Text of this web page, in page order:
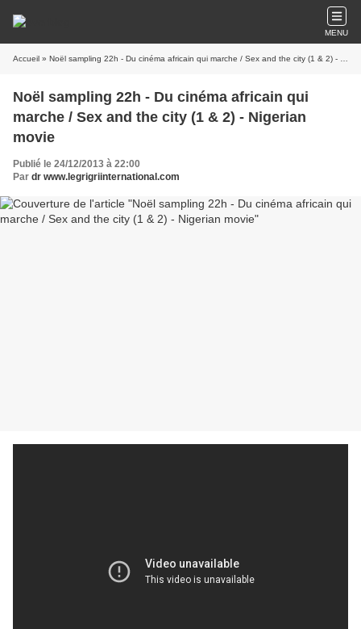
MENU
Accueil » Noël sampling 22h - Du cinéma africain qui marche / Sex and the city (1 & 2) - Nigerian movie
Noël sampling 22h - Du cinéma africain qui
marche / Sex and the city (1 & 2) - Nigerian
movie
Publié le 24/12/2013 à 22:00
Par dr www.legrigriinternational.com